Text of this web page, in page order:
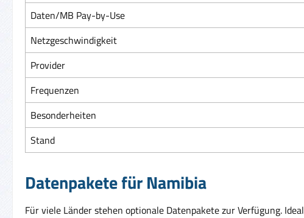
Daten/MB Pay-by-Use
Netzgeschwindigkeit
Provider
Frequenzen
Besonderheiten
Stand
Datenpakete für Namibia
Für viele Länder stehen optionale Datenpakete zur Verfügung.